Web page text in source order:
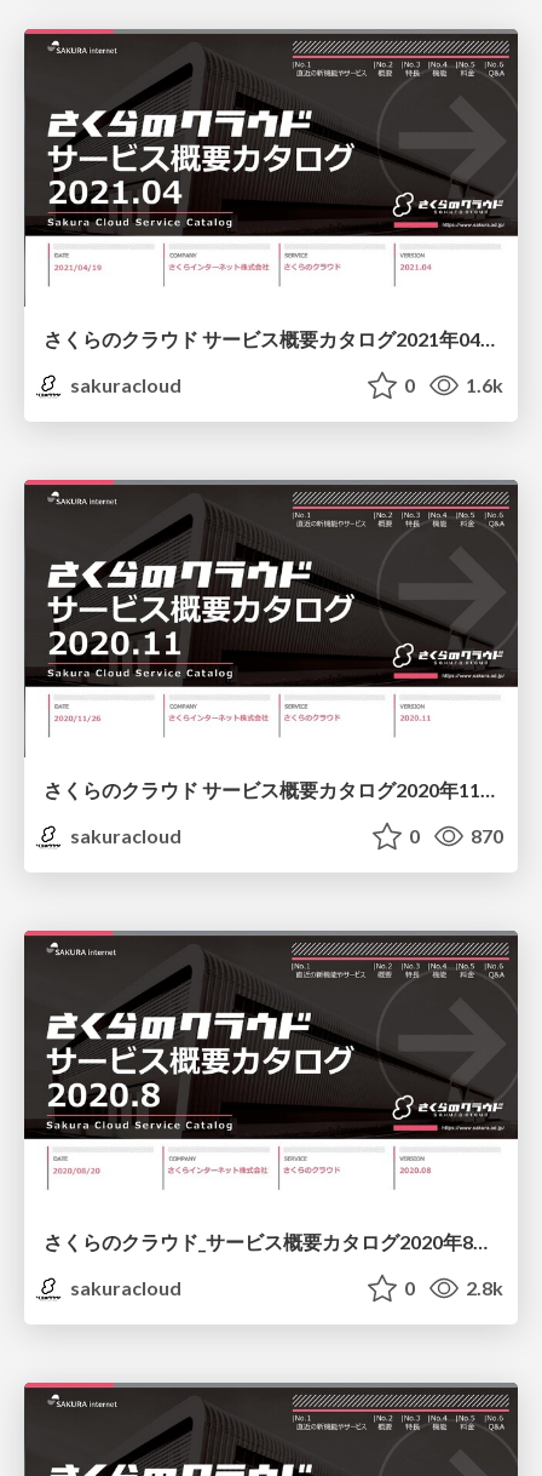
さくらのクラウド サービス概要カタログ2021年04月版/sakura-cloud-servicecatalog-202104
sakuracloud
0 1.6k
さくらのクラウド サービス概要カタログ2020年11月版/sakura-cloud-servicecatalog-202011
sakuracloud
0 870
さくらのクラウド_サービス概要カタログ2020年8月版/sakura-cloud-servicecatalog-202008
sakuracloud
0 2.8k